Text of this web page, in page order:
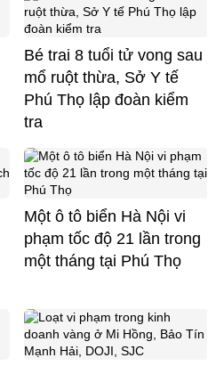
Bé trai 8 tuổi tử vong sau
mổ ruột thừa, Sở Y tế
Phú Thọ lập đoàn kiểm
tra
Một ô tô biển Hà Nội vi
phạm tốc độ 21 lần trong
một tháng tại Phú Thọ